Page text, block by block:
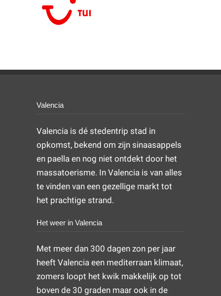
Valencia
Valencia is dé stedentrip stad in
opkomst, bekend om zijn sinaasappels
en paella en nog niet ontdekt door het
massatoerisme. In Valencia is van alles
te vinden van een gezellige markt tot
het prachtige strand.
Het weer in Valencia
Met meer dan 300 dagen zon per jaar
heeft Valencia een mediterraan klimaat,
zomers loopt het kwik makkelijk op tot
boven de 30 graden maar ook in de